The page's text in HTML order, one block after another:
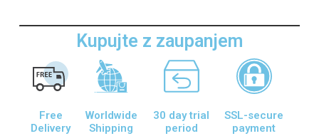
Kupujte z zaupanjem
Free
Delivery
Worldwide
Shipping
30 day trial
period
SSL-secure
payment